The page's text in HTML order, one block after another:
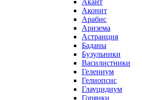
Акант
Аконит
Арабис
Аризема
Астранция
Баданы
Бузульники
Василистники
Гелениум
Гелиопсис
Глауцидиум
Горянки